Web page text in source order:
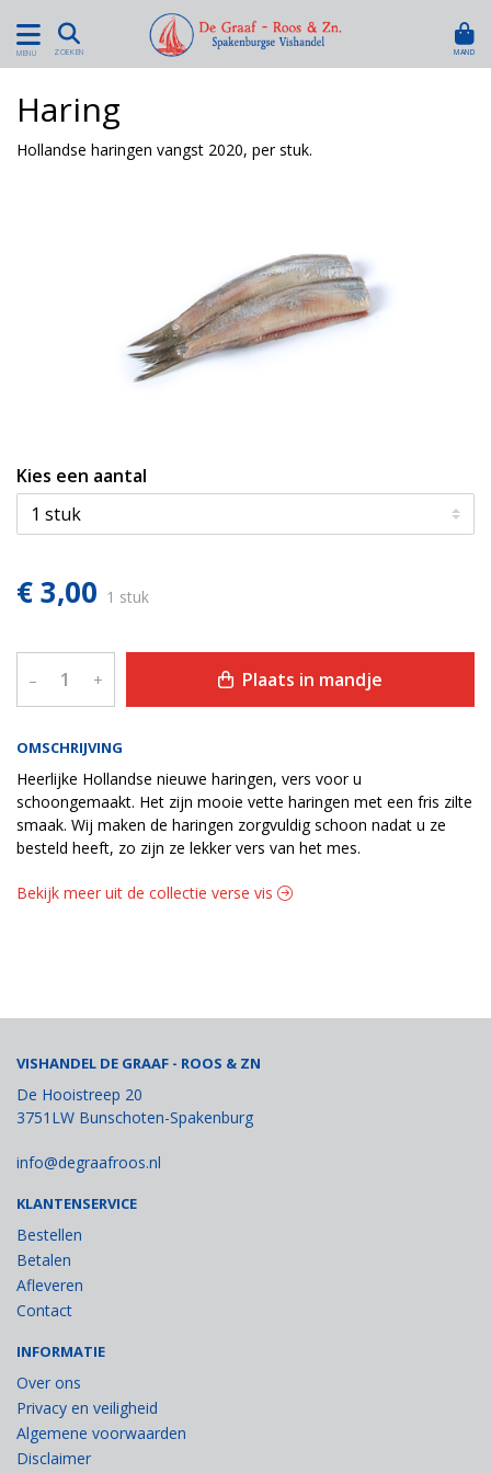
MENU ZOEKEN MAND
OMSCHRIJVING
Heerlijke Hollandse nieuwe haringen, vers voor u
schoongemaakt. Het zijn mooie vette haringen met een fris zilte
smaak. Wij maken de haringen zorgvuldig schoon nadat u ze
besteld heeft, zo zijn ze lekker vers van het mes.
Haring
Hollandse haringen vangst 2020, per stuk.
Kies een aantal
€ 3,00 1 stuk
– + Plaats in mandje
Bekijk meer uit de collectie verse vis
VISHANDEL DE GRAAF - ROOS & ZN
De Hooistreep 20
3751LW Bunschoten-Spakenburg
info@degraafroos.nl
KLANTENSERVICE
Bestellen
Betalen
Afleveren
Contact
INFORMATIE
Over ons
Privacy en veiligheid
Algemene voorwaarden
Disclaimer